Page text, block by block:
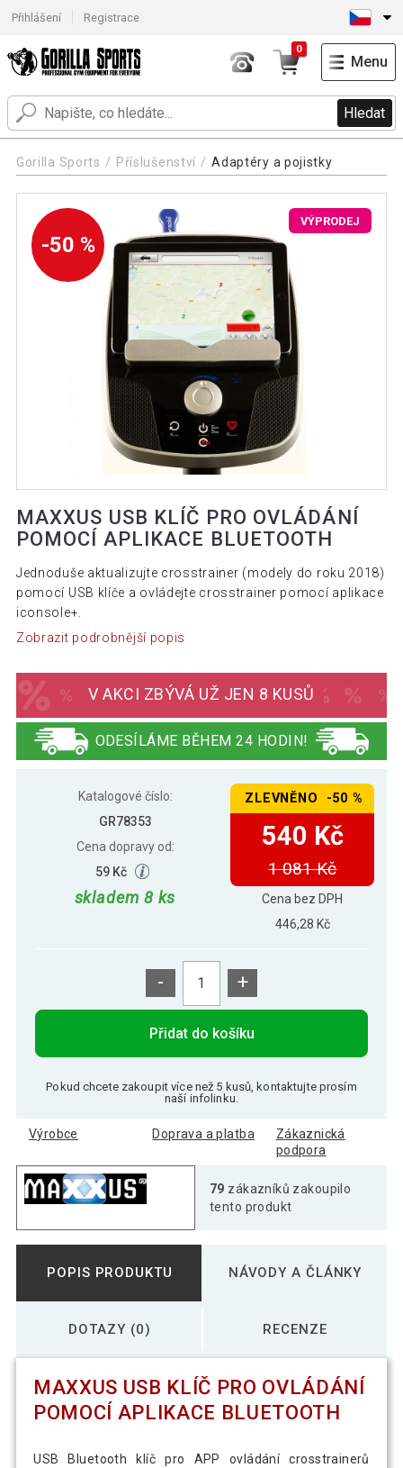
Přihlášení Registrace
Hledat
0
Menu
Gorilla Sports Příslušenství Adaptéry a pojistky
-50 %
VÝPRODEJ
MAXXUS USB KLÍČ PRO OVLÁDÁNÍ
POMOCÍ APLIKACE BLUETOOTH
Jednoduše aktualizujte crosstrainer (modely do roku 2018)
pomocí USB klíče a ovládejte crosstrainer pomocí aplikace
iconsole+.
Zobrazit podrobnější popis
V AKCI ZBÝVÁ UŽ JEN 8 KUSŮ
ODESÍLÁME BĚHEM 24 HODIN!
Katalogové číslo:
GR78353
Cena dopravy od:
59 Kč
skladem 8 ks
ZLEVNĚNO -50 %
540 Kč
1 081 Kč
Cena bez DPH
446,28 Kč
- +
Přidat do košíku
Pokud chcete zakoupit více než 5 kusů, kontaktujte prosím
naší infolinku.
Výrobce Doprava a platba
Zákaznická
podpora
79 zákazníků zakoupilo
tento produkt
POPIS PRODUKTU NÁVODY A ČLÁNKY
DOTAZY (0) RECENZE
MAXXUS USB KLÍČ PRO OVLÁDÁNÍ
POMOCÍ APLIKACE BLUETOOTH
USB Bluetooth klíč pro APP ovládání crosstrainerů